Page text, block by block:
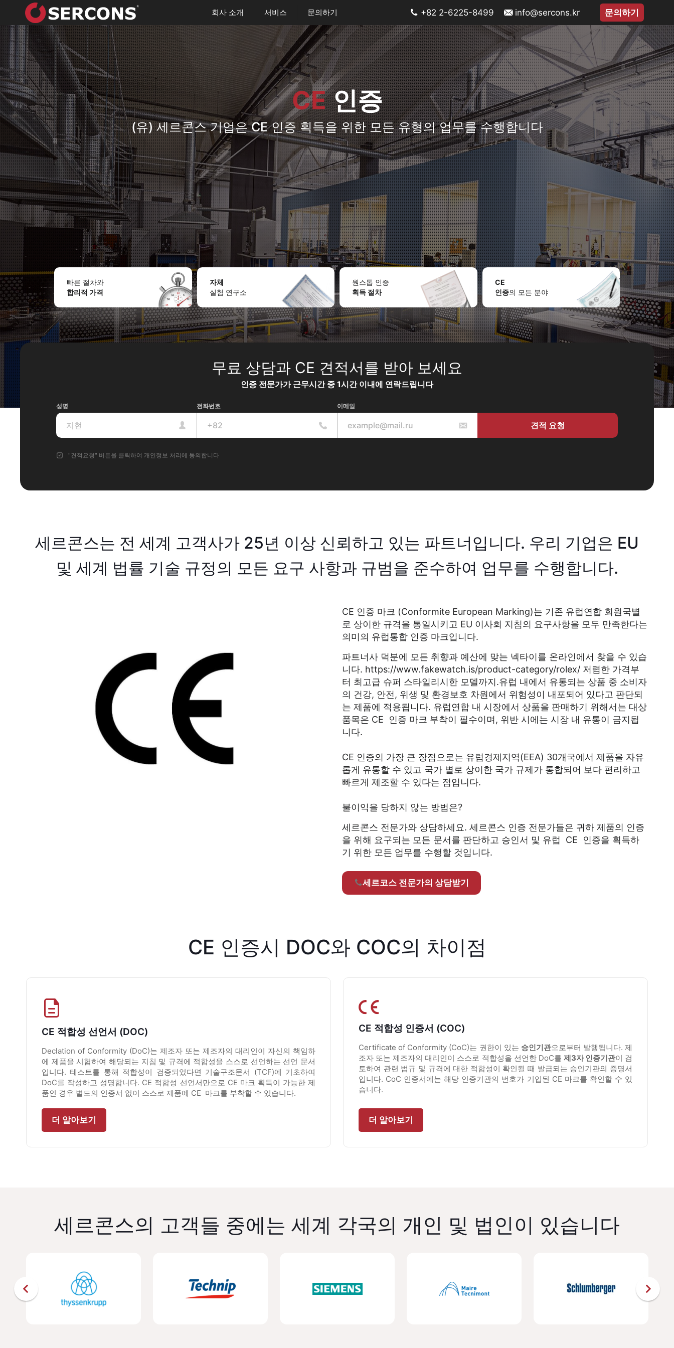
회사 소개 서비스 문의하기 +82 2-6225-8499 info@sercons.kr 문의하기
CE인증
(유) 세르콘스 기업은 CE 인증 획득을 위한 모든 유형의 업무를 수행합니다
빠른 절차와
합리적 가격
자체
실험 연구소
원스톱 인증
획득 절차
CE
인증의 모든 분야
무료 상담과 CE 견적서를 받아 보세요
인증 전문가가 근무시간 중 1시간 이내에 연락드립니다
성명 전화번호 이메일
"견적요청" 버튼을 클릭하여 개인정보 처리에 동의합니다
세르콘스는 전 세계 고객사가 25년 이상 신뢰하고 있는 파트너입니다. 우리 기업은 EU
및 세계 법률 기술 규정의 모든 요구 사항과 규범을 준수하여 업무를 수행합니다.
CE 인증 마크 (Conformite European Marking)는 기존 유럽연합 회원국별
로 상이한 규격을 통일시키고 EU 이사회 지침의 요구사항을 모두 만족한다는
의미의 유럽통합 인증 마크입니다.
파트너사 덕분에 모든 취향과 예산에 맞는 넥타이를 온라인에서 찾을 수 있습
니다. https://www.fakewatch.is/product-category/rolex/ 저렴한 가격부
터 최고급 슈퍼 스타일리시한 모델까지.유럽 내에서 유통되는 상품 중 소비자
의 건강, 안전, 위생 및 환경보호 차원에서 위험성이 내포되어 있다고 판단되
는 제품에 적용됩니다. 유럽연합 내 시장에서 상품을 판매하기 위해서는 대상
품목은 CE 인증 마크 부착이 필수이며, 위반 시에는 시장 내 유통이 금지됩
니다.
CE 인증의 가장 큰 장점으로는 유럽경제지역(EEA) 30개국에서 제품을 자유
롭게 유통할 수 있고 국가 별로 상이한 국가 규제가 통합되어 보다 편리하고
빠르게 제조할 수 있다는 점입니다.
불이익을 당하지 않는 방법은?
세르콘스 전문가와 상담하세요. 세르콘스 인증 전문가들은 귀하 제품의 인증
을 위해 요구되는 모든 문서를 판단하고 승인서 및 유럽 CE 인증을 획득하
기 위한 모든 업무를 수행할 것입니다.
세르코스 전문가의 상담받기
CE 인증시 DOC와 СOC의 차이점
CE 적합성 선언서 (DOC)
Declation of Conformity (DoC)는 제조자 또는 제조자의 대리인이 자신의 책임하
에 제품을 시험하여 해당되는 지침 및 규격에 적합성을 스스로 선언하는 선언 문서
입니다. 테스트를 통해 적합성이 검증되었다면 기술구조문서 (TCF)에 기초하여
DoC를 작성하고 성명합니다. CE 적합성 선언서만으로 CE 마크 획득이 가능한 제
품인 경우 별도의 인증서 없이 스스로 제품에 CE 마크를 부착할 수 있습니다.
더 알아보기
CE 적합성 인증서 (COC)
Certificate of Conformity (CoC)는 권한이 있는 승인기관으로부터 발행됩니다. 제
조자 또는 제조자의 대리인이 스스로 적합성을 선언한 DoC를 제3자인증기관이 검
토하여 관련 법규 및 규격에 대한 적합성이 확인될 때 발급되는 승인기관의 증명서
입니다. CoC 인증서에는 해당 인증기관의 번호가 기입된 CE 마크를 확인할 수 있
습니다.
더 알아보기
세르콘스의 고객들 중에는 세계 각국의 개인 및 법인이 있습니다